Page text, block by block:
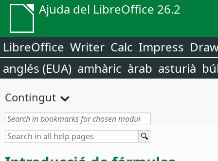
Ajuda del LibreOffice 26.2
LibreOffice Writer Calc Impress
anglés (EUA) amhàric àrab asturià
Contingut